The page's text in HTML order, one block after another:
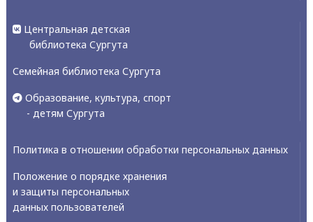
Центральная детская
библиотека Сургута
Семейная библиотека Сургута
Образование, культура, спорт
- детям Сургута
Политика в отношении обработки персональных данных
Положение о порядке хранения
и защиты персональных
данных пользователей